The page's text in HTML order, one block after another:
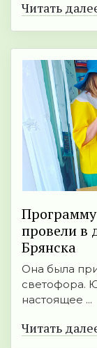
Читать
Программу
провели в
Брянска
Она была
светофора.
настоящее ...
Читать